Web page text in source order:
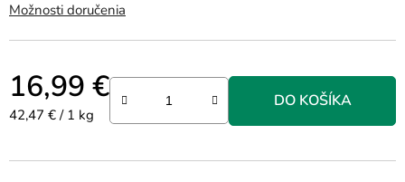
Možnosti doručenia
16,99 €
Jednotková cena:
42,47 € / 1 kg
DO KOŠÍKA